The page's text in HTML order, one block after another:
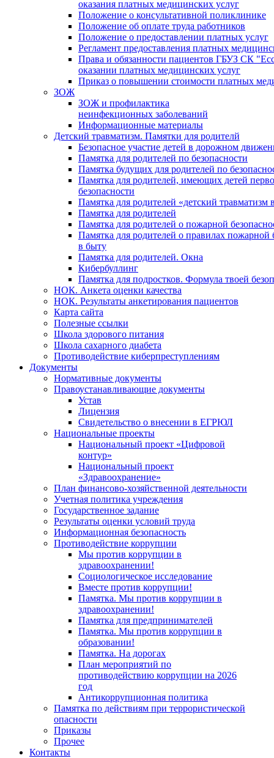
оказания платных медицинских услуг
Положение о консультативной поликлинике
Положение об оплате труда работников
Положение о предоставлении платных услуг
Регламент предоставления платных
Права и обязанности пациентов ГБУЗ СК
оказании платных медицинских услуг
Приказ о повышении стоимости платных
ЗОЖ
ЗОЖ и профилактика
неинфекционных заболеваний
Информационные материалы
Детский травматизм. Памятки для родителй
Безопасное участие детей в дорожном
Памятка для родителей по безопасности
Памятка будущих для родителей по
Памятка для родителей, имеющих детей
безопасности
Памятка для родителей «детский травматизм
Памятка для родителей
Памятка для родителей о пожарной
Памятка для родителей о правилах пожарной
в быту
Памятка для родителей. Окна
Кибербуллинг
Памятка для подростков. Формула твоей
НОК. Анкета оценки качества
НОК. Результаты анкетирования пациентов
Карта сайта
Полезные ссылки
Школа здорового питания
Школа сахарного диабета
Противодействие киберпреступлениям
Документы
Нормативные документы
Правоустанавливающие документы
Устав
Лицензия
Свидетельство о внесении в ЕГРЮЛ
Национальные проекты
Национальный проект «Цифровой
контур»
Национальный проект
«Здравоохранение»
План финансово-хозяйственной деятельности
Учетная политика учреждения
Государственное задание
Результаты оценки условий труда
Информационная безопасность
Противодействие коррупции
Мы против коррупции в
здравоохранении!
Социологическое исследование
Вместе против коррупции!
Памятка. Мы против коррупции в
здравоохранении!
Памятка для предпринимателей
Памятка. Мы против коррупции в
образовании!
Памятка. На дорогах
План мероприятий по
противодействию коррупции на 2026
год
Антикоррупционная политика
Памятка по действиям при террористической
опасности
Приказы
Прочее
Контакты